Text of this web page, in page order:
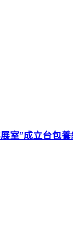
室”成立台包